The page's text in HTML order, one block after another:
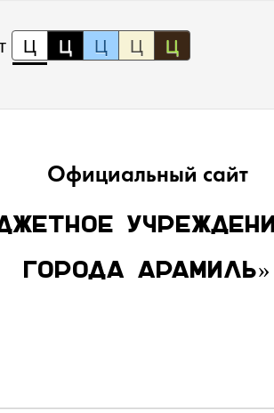
Ц Ц Ц Ц Ц
Официальный сайт
города Арамиль»